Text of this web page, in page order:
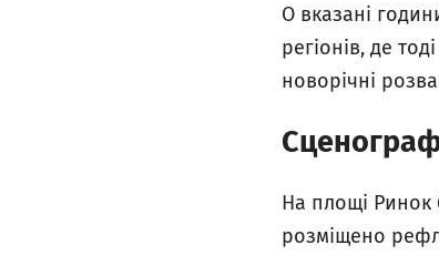
О вказані
регіонів, де
новорічні
На площі Ринок
розміщено